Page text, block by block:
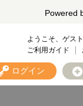
Powered
ようこそ、ゲス
ご利用ガイド
ログイン